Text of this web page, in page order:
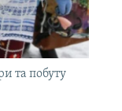
та побуту